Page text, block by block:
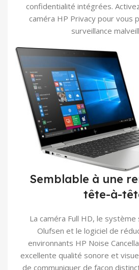
confidentialité intégrées.
caméra HP Privacy pour vous
surveillance
Semblable à une
tête-à-
La caméra Full HD, le système
Olufsen et le logiciel de
environnants HP Noise
excellente qualité sonore et
de communiquer de façon